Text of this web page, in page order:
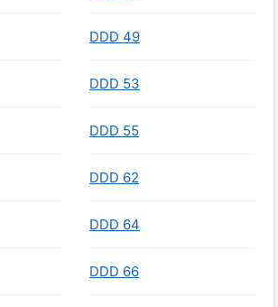
DDD 49
DDD 53
DDD 55
DDD 62
DDD 64
DDD 66